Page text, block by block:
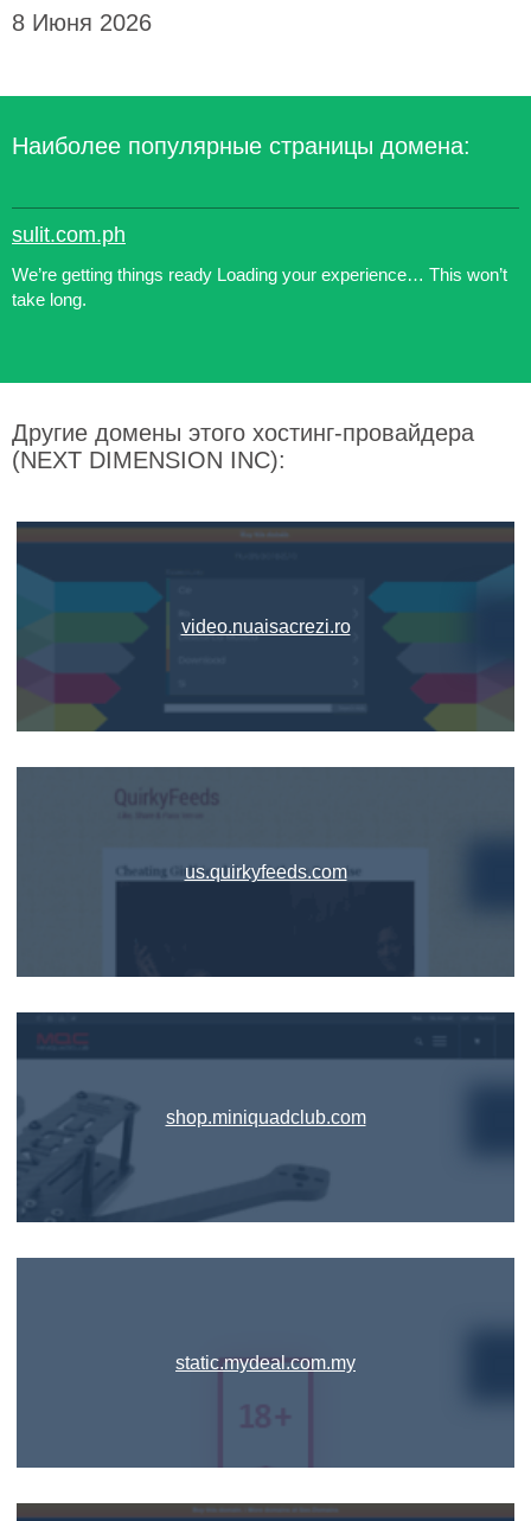
8 Июня 2026
Наиболее популярные страницы домена:
sulit.com.ph
We’re getting things ready Loading your experience… This won’t
take long.
Другие домены этого хостинг-провайдера
(NEXT DIMENSION INC):
video.nuaisacrezi.ro
us.quirkyfeeds.com
shop.miniquadclub.com
static.mydeal.com.my